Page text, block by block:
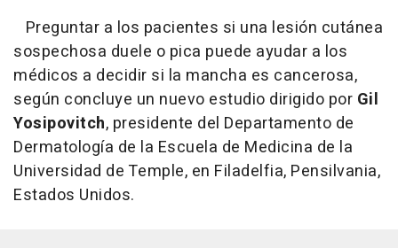
Preguntar a los pacientes si una lesión cutánea
sospechosa duele o pica puede ayudar a los
médicos a decidir si la mancha es cancerosa,
según concluye un nuevo estudio dirigido por Gil
Yosipovitch, presidente del Departamento de
Dermatología de la Escuela de Medicina de la
Universidad de Temple, en Filadelfia, Pensilvania,
Estados Unidos.